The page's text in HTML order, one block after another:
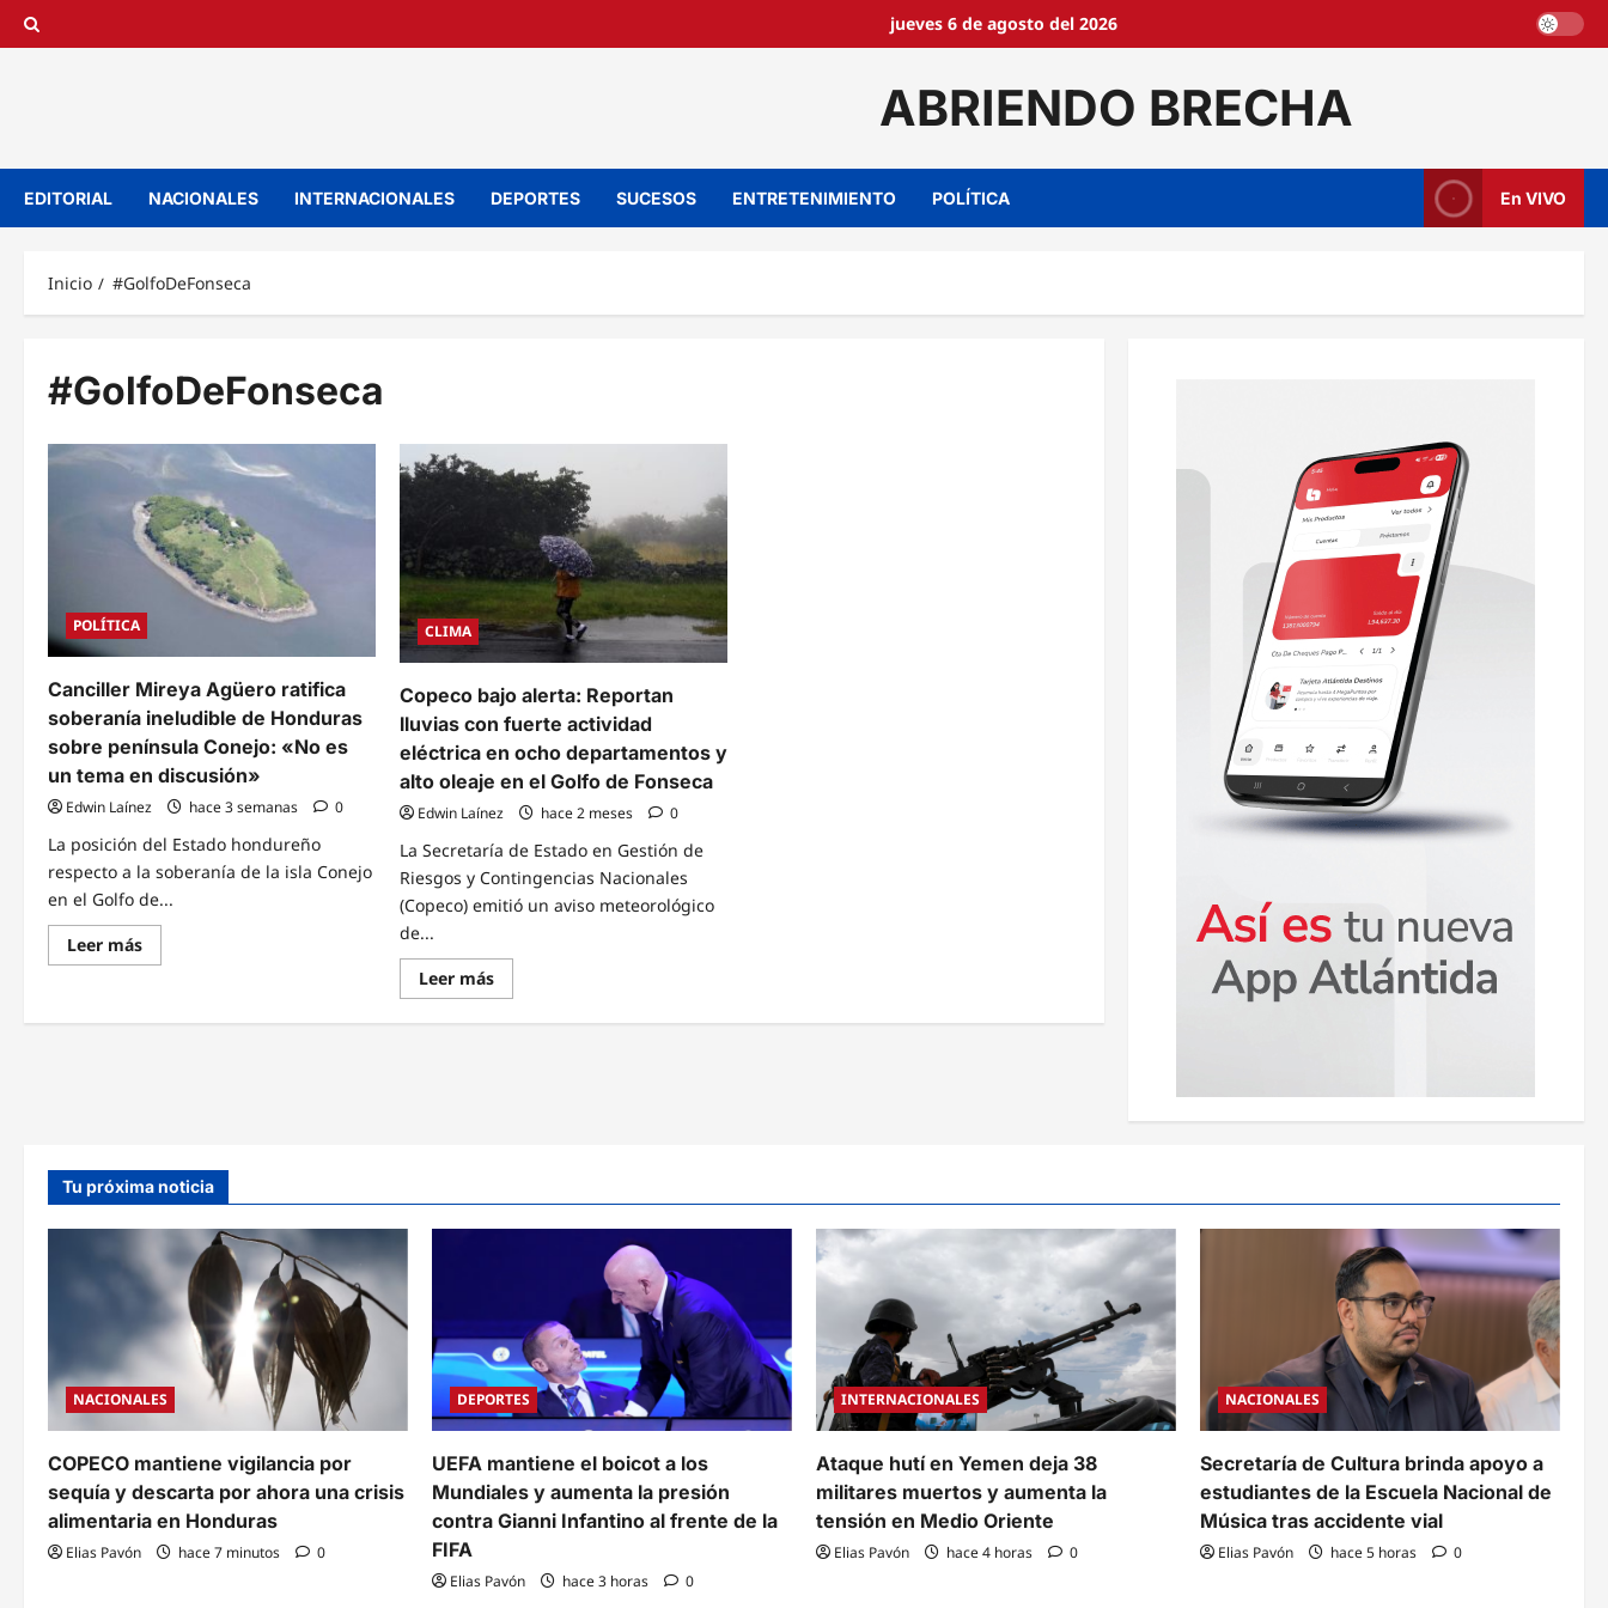
Saltar
jueves 6 de agosto del 2026
ABRIENDO BRECHA
EDITORIAL NACIONALES INTERNACIONALES DEPORTES SUCESOS ENTRETENIMIENTO POLÍTICA En VIVO
Inicio #GolfoDeFonseca
#GolfoDeFonseca
POLÍTICA
Canciller Mireya Agüero ratifica
soberanía ineludible de Honduras
sobre península Conejo: «No es
un tema en discusión»
Edwin Laínez hace 3 semanas 0
La posición del Estado hondureño
respecto a la soberanía de la isla Conejo
en el Golfo de...
Leer másRead
more
Agüero
«No
es
un
tema
discusión»
CLIMA
Copeco bajo alerta: Reportan
lluvias con fuerte actividad
eléctrica en ocho departamentos y
alto oleaje en el Golfo de Fonseca
Edwin Laínez hace 2 meses 0
La Secretaría de Estado en Gestión de
Riesgos y Contingencias Nacionales
(Copeco) emitió un aviso meteorológico
de...
Leer másRead
more
Copeco
departamentos
y
Fonseca
Tu próxima noticia
NACIONALES
COPECO mantiene vigilancia por
sequía y descarta por ahora una crisis
alimentaria en Honduras
Elias Pavón hace 7 minutos 0
DEPORTES
UEFA mantiene el boicot a los
Mundiales y aumenta la presión
contra Gianni Infantino al frente de la
FIFA
Elias Pavón hace 3 horas 0
INTERNACIONALES
Ataque hutí en Yemen deja 38
militares muertos y aumenta la
tensión en Medio Oriente
Elias Pavón hace 4 horas 0
NACIONALES
Secretaría de Cultura brinda apoyo a
estudiantes de la Escuela Nacional de
Música tras accidente vial
Elias Pavón hace 5 horas 0